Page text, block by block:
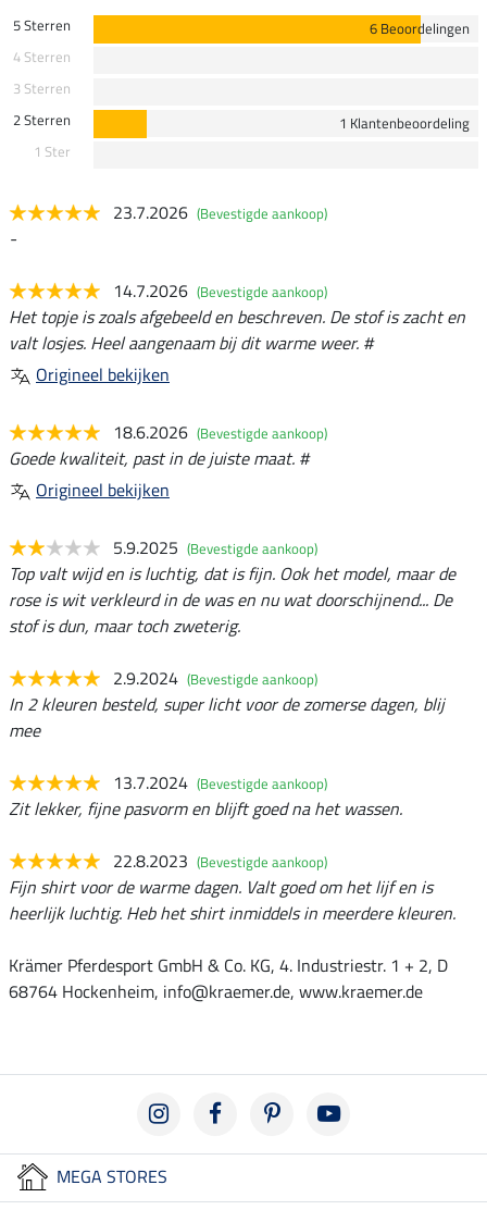
5 Sterren
6 Beoordelingen
4 Sterren
3 Sterren
2 Sterren
1 Klantenbeoordeling
1 Ster
23.7.2026 (Bevestigde aankoop)
-
14.7.2026 (Bevestigde aankoop)
Het topje is zoals afgebeeld en beschreven. De stof is zacht en
valt losjes. Heel aangenaam bij dit warme weer. #
Origineel bekijken
18.6.2026 (Bevestigde aankoop)
Goede kwaliteit, past in de juiste maat. #
Origineel bekijken
5.9.2025 (Bevestigde aankoop)
Top valt wijd en is luchtig, dat is fijn. Ook het model, maar de
rose is wit verkleurd in de was en nu wat doorschijnend... De
stof is dun, maar toch zweterig.
2.9.2024 (Bevestigde aankoop)
In 2 kleuren besteld, super licht voor de zomerse dagen, blij
mee
13.7.2024 (Bevestigde aankoop)
Zit lekker, fijne pasvorm en blijft goed na het wassen.
22.8.2023 (Bevestigde aankoop)
Fijn shirt voor de warme dagen. Valt goed om het lijf en is
heerlijk luchtig. Heb het shirt inmiddels in meerdere kleuren.
Krämer Pferdesport GmbH & Co. KG, 4. Industriestr. 1 + 2, D
68764 Hockenheim, info@kraemer.de, www.kraemer.de
MEGA STORES